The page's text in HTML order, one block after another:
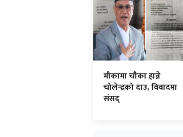
मौकामा चौका हान्ने
चोलेन्द्रको दाउ, विवादमा
संसद्